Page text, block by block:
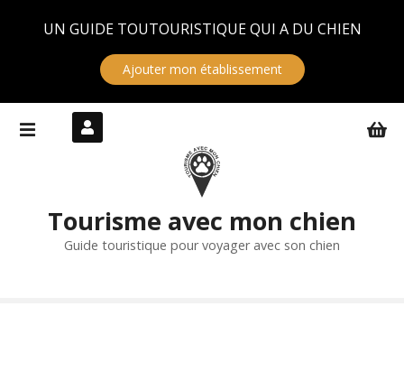
UN GUIDE TOUTOURISTIQUE QUI A DU CHIEN
Ajouter mon établissement
Tourisme avec mon chien
Guide touristique pour voyager avec son chien